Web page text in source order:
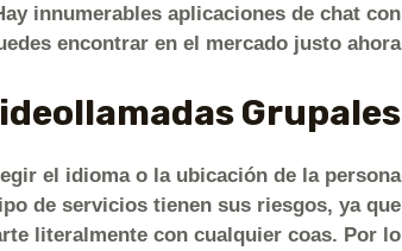
innumerables aplicaciones de chat con
encontrar en el mercado justo ahora.
Grupales
el idioma o la ubicación de la persona
de servicios tienen sus riesgos, ya que
literalmente con cualquier coas. Por lo